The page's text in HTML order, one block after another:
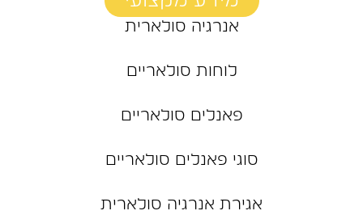
אנרגיה סולארית
לוחות סולאריים
פאנלים סולאריים
סוגי פאנלים סולאריים
אגירת אנרגיה סולארית